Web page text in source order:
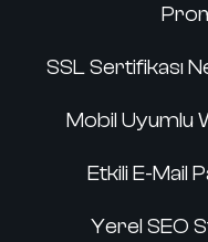
SSL Sertifikası
Mobil Uyumlu
Etkili E-Mail
Yerel SEO